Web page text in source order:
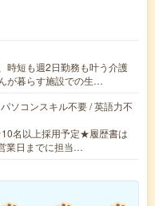
時短も週2日勤務も叶う介護
が暮らす施設での生…
ソコンスキル不要 / 英語力不
名以上採用予定★履歴書は
業日までに担当…